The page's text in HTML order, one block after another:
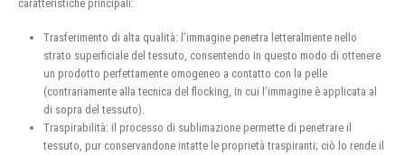
caratteristiche principali:
Trasferimento di alta qualità: l’immagine penetra letteralmente nello
strato superficiale del tessuto, consentendo in questo modo di ottenere
un prodotto perfettamente omogeneo a contatto con la pelle
(contrariamente alla tecnica del flocking, in cui l’immagine è applicata al
di sopra del tessuto).
Traspirabilità: il processo di sublimazione permette di penetrare il
tessuto, pur conservandone intatte le proprietà traspiranti; ciò lo rende il